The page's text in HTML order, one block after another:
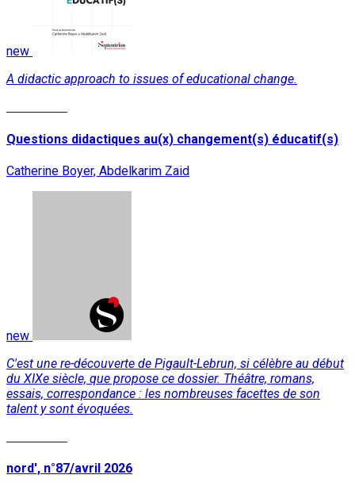
new
A didactic approach to issues of educational change.
Questions didactiques au(x) changement(s) éducatif(s)
Catherine Boyer, Abdelkarim Zaid
new
C'est une re-découverte de Pigault-Lebrun, si célèbre au début
du XIXe siècle, que propose ce dossier. Théâtre, romans,
essais, correspondance : les nombreuses facettes de son
talent y sont évoquées.
nord', n°87/avril 2026